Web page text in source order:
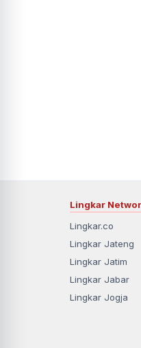
Lingkar
Lingkar.co
Lingkar Jateng
Lingkar Jatim
Lingkar Jabar
Lingkar Jogja